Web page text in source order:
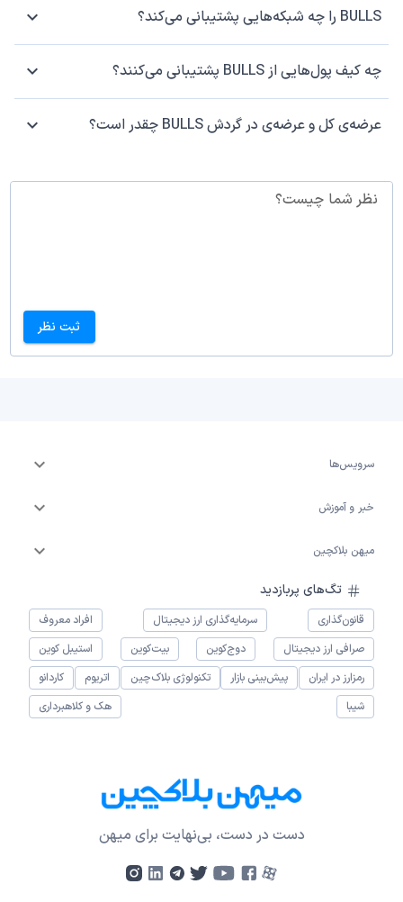
BULLS را چه شبکه‌هایی پشتیبانی می‌کند؟
چه کیف پول‌هایی از BULLS پشتیبانی می‌کنند؟
عرضه‌ی کل و عرضه‌ی در گردش BULLS چقدر است؟
نظر شما چیست؟
ثبت نظر
سرویس‌ها
خبر و آموزش
میهن بلاکچین
تگ‌های پربازدید
قانون‌گذاری سرمایه‌گذاری ارز دیجیتال
افراد معروف
صرافی ارز دیجیتال
دوج‌کوین بیت‌کوین
استیبل کوین
رمزارز در ایران
پیش‌بینی بازار تکنولوژی بلاک‌چین اتریوم
کاردانو
شیبا
هک و کلاهبرداری
دست در دست، بی‌نهایت برای میهن